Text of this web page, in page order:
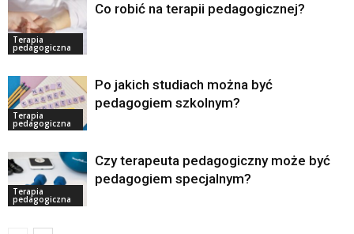
Terapia
pedagogiczna
Co robić na terapii pedagogicznej?
Terapia
pedagogiczna
Po jakich studiach można być
pedagogiem szkolnym?
Terapia
pedagogiczna
Czy terapeuta pedagogiczny może być
pedagogiem specjalnym?